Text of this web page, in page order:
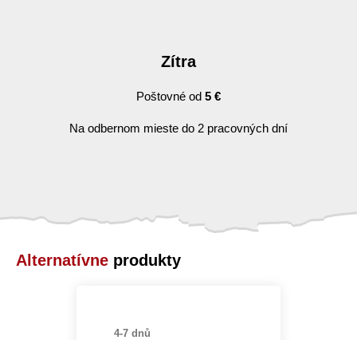
Zítra
Poštovné od 5 €
Na odbernom mieste do 2 pracovných dní
Alternatívne produkty
4-7 dnů